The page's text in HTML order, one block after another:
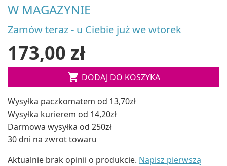
W MAGAZYNIE
Zamów teraz - u Ciebie już we wtorek
173,00 zł
 DODAJ DO KOSZYKA
Wysyłka paczkomatem od 13,70zł
Wysyłka kurierem od 14,20zł
Darmowa wysyłka od 250zł
30 dni na zwrot towaru
Aktualnie brak opinii o produkcie. Napisz pierwszą